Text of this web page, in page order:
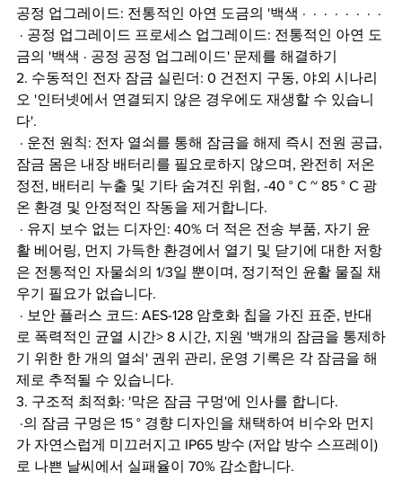
공정 업그레이드: 전통적인 아연 도금의 '백색 ·  ·  ·  ·  ·  ·  ·  ·
· 공정 업그레이드 프로세스 업그레이드: 전통적인 아연 도
금의 '백색 · 공정 공정 업그레이드' 문제를 해결하기
2. 수동적인 전자 잠금 실린더: 0 건전지 구동, 야외 시나리
오 '인터넷에서 연결되지 않은 경우에도 재생할 수 있습니
다'.
잠금 몸은 내장 배터리를 필요로하지 않으며, 완전히 저온
정전, 배터리 누출 및 기타 숨겨진 위험, -40 ° C ~ 85 ° C 광
온 환경 및 안정적인 작동을 제거합니다.
활 베어링, 먼지 가득한 환경에서 열기 및 닫기에 대한 저항
은 전통적인 자물쇠의 1/3일 뿐이며, 정기적인 윤활 물질 채
우기 필요가 없습니다.
로 폭력적인 균열 시간> 8 시간, 지원 '백개의 잠금을 통제하
기 위한 한 개의 열쇠' 권위 관리, 운영 기록은 각 잠금을 해
제로 추적될 수 있습니다.
3. 구조적 최적화: '막은 잠금 구멍'에 인사를 합니다.
가 자연스럽게 미끄러지고 IP65 방수 (저압 방수 스프레이)
로 나쁜 날씨에서 실패율이 70% 감소합니다.